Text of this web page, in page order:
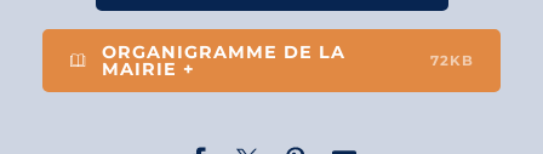
ORGANIGRAMME DE LA
MAIRIE + 72KB